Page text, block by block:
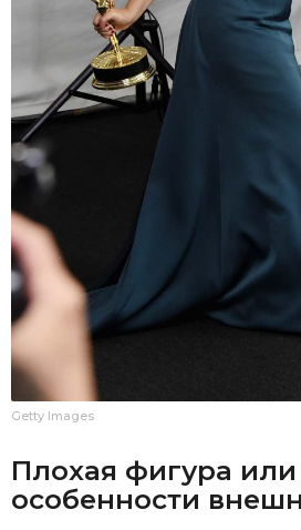
Getty Images
Плохая фигура или
особенности